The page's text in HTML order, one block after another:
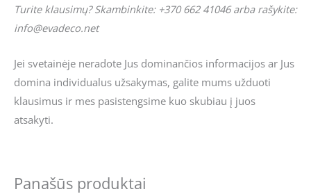
Turite klausimų? Skambinkite: +370 662 41046 arba rašykite:
info@evadeco.net
Jei svetainėje neradote Jus dominančios informacijos ar Jus
domina individualus užsakymas, galite mums užduoti
klausimus ir mes pasistengsime kuo skubiau į juos
atsakyti.
Panašūs produktai